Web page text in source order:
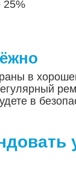
25%
в
в